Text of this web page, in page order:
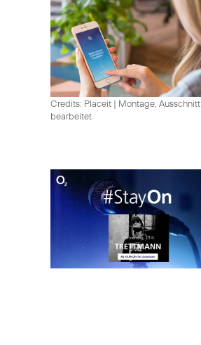
Credits: Placeit | Montage, Ausschnitt
bearbeitet